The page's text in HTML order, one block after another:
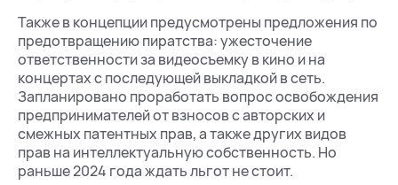
Также в концепции предусмотрены предложения по
предотвращению пиратства: ужесточение
ответственности за видеосъемку в кино и на
концертах с последующей выкладкой в сеть.
Запланировано проработать вопрос освобождения
предпринимателей от взносов с авторских и
смежных патентных прав, а также других видов
прав на интеллектуальную собственность. Но
раньше 2024 года ждать льгот не стоит.